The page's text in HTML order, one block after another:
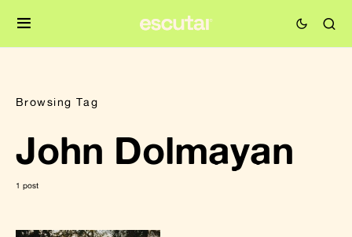
Browsing Tag
John Dolmayan
1 post